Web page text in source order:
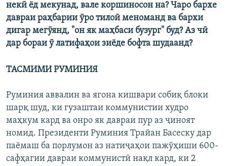
Ҳамаи сомонаҳои RFE/RL
некӣ ёд мекунад, вале коршиносон на? Чаро бархе
давраи раҳбарии ӯро тилоӣ меноманд ва бархи
дигар мегӯянд, "он як маҳбаси бузург" буд? Аз чӣ
дар бораи ӯ латифаҳои зиёде бофта шудаанд?
ТАСМИМИ РУМИНИЯ
Руминия аввалин ва ягона кишвари собиқ блоки
шарқ шуд, ки гузаштаи коммунистии худро
маҳкум кард ва онро як давраи пур аз ҷиноят
номид. Президенти Руминия Трайан Басеску дар
паёмаш ба порлумон аз натиҷаҳои пажӯҳиши 600-
сафҳагии давраи коммунистӣ нақл кард, ки 2